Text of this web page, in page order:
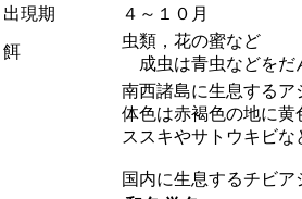
出現期
４～１０月
餌
虫類，花の蜜など
成虫は青虫などをだ
南西諸島に生息するア
体色は赤褐色の地に黄
ススキやサトウキビな
国内に生息するチビア